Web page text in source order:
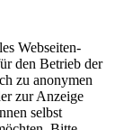
Webseiten-
den Betrieb der
zu anonymen
zur Anzeige
selbst